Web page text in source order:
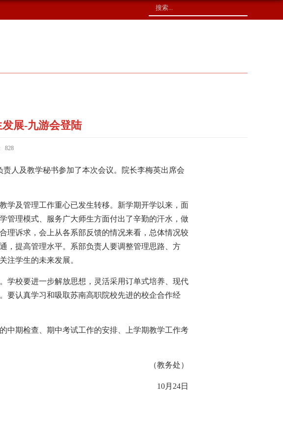
展-九游会登陆
828
人及教学秘书参加了本次会议。院长李梅英出席会
学及管理工作重心已发生转移。新学期开学以来，面
管理模式、服务广大师生方面付出了辛勤的汗水，做
理诉求，会上从各系部反馈的情况来看，总体情况较
，提高管理水平。系部负责人要调整管理思路、方
注学生的未来发展。
学校要进一步解放思想，灵活采用订单式培养、现代
要认真学习和吸取苏南高职院校先进的校企合作经
中期检查、期中考试工作的安排、上学期教学工作考
（教务处）
10月 24日